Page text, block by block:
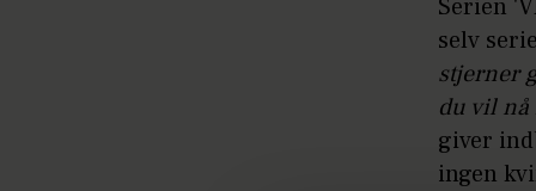
Serien
selv
stjerner
du vil nå
giver
ingen